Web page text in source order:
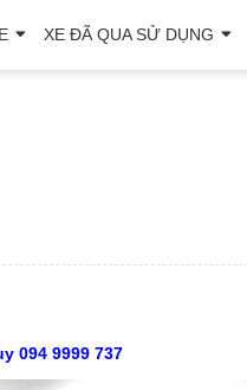
XE ĐÃ QUA SỬ DỤNG
094 9999 737